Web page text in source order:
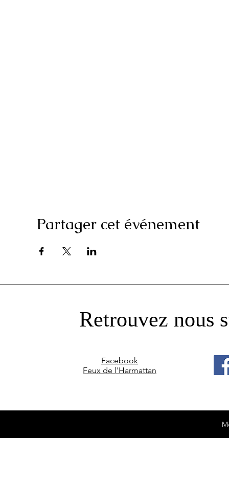
Partager cet événement
Retrouvez nous
Facebook
Feux de l'Harmattan